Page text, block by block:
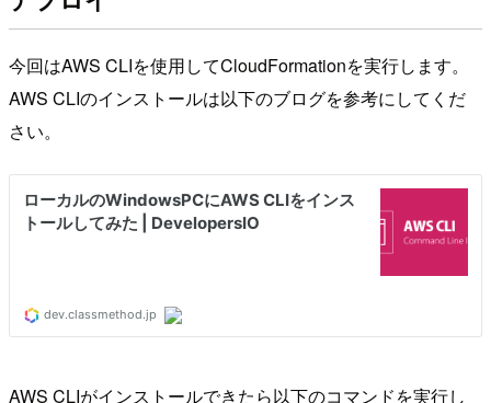
今回はAWS CLIを使用してCloudFormationを実行します。
AWS CLIのインストールは以下のブログを参考にしてくだ
さい。
AWS CLIがインストールできたら以下のコマンドを実行し